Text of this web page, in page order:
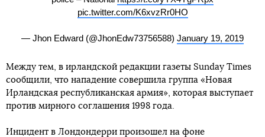
pic.twitter.com/K6xvzRr0HO
— Jhon Edward (@JhonEdw73756588) January 19, 2019
Между тем, в ирландской редакции газеты Sunday Times
сообщили, что нападение совершила группа «Новая
Ирландская республиканская армия», которая выступает
против мирного соглашения 1998 года.
Инцидент в Лондондерри произошел на фоне